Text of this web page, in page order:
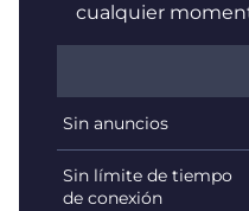
cualquier
Sin anuncios
Sin límite de tiempo
de conexión